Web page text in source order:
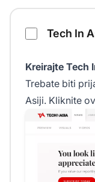
Tech In
Kreirajte Tech
Trebate biti
Asiji. Kliknite